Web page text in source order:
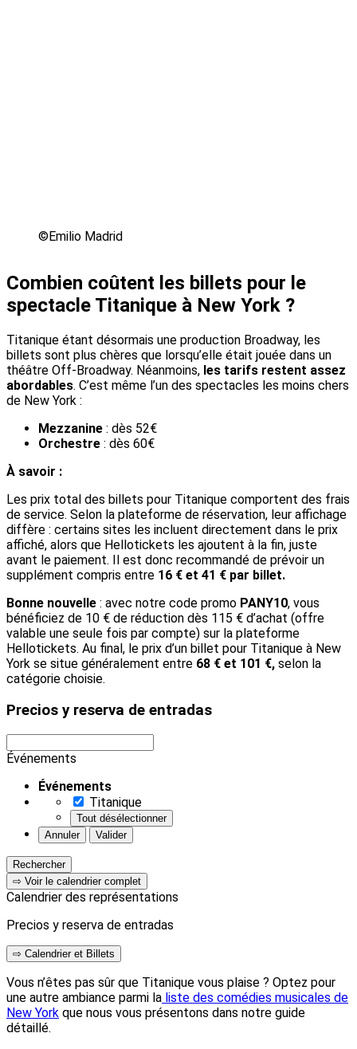
©Emilio Madrid
Combien coûtent les billets pour le
spectacle Titanique à New York ?
Titanique étant désormais une production Broadway, les
billets sont plus chères que lorsqu’elle était jouée dans un
théâtre Off-Broadway. Néanmoins, les tarifs restent assez
abordables. C’est même l’un des spectacles les moins chers
de New York :
Mezzanine : dès 52€
Orchestre : dès 60€
À savoir :
Les prix total des billets pour Titanique comportent des frais
de service. Selon la plateforme de réservation, leur affichage
diffère : certains sites les incluent directement dans le prix
affiché, alors que Hellotickets les ajoutent à la fin, juste
avant le paiement. Il est donc recommandé de prévoir un
supplément compris entre 16 € et 41 € par billet.
Bonne nouvelle : avec notre code promo PANY10, vous
bénéficiez de 10 € de réduction dès 115 € d’achat (offre
valable une seule fois par compte) sur la plateforme
Hellotickets. Au final, le prix d’un billet pour Titanique à New
York se situe généralement entre 68 € et 101 €, selon la
catégorie choisie.
Precios y reserva de entradas
Événements
Événements
Titanique
Tout désélectionner
Annuler
Valider
Rechercher
⇨ Voir le calendrier complet
Calendrier des représentations
Precios y reserva de entradas
⇨ Calendrier et Billets
Vous n’êtes pas sûr que Titanique vous plaise ? Optez pour
une autre ambiance parmi la liste des comédies musicales de
New York que nous vous présentons dans notre guide
détaillé.